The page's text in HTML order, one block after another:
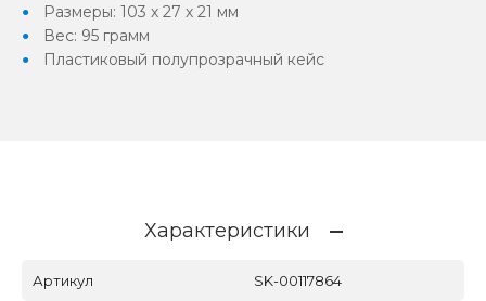
Размеры: 103 х 27 х 21 мм
Вес: 95 грамм
Пластиковый полупрозрачный кейс
Характеристики
Артикул SK-00117864